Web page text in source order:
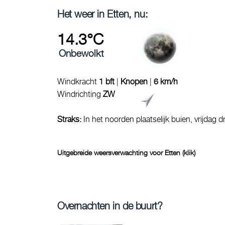
Het weer in Etten, nu:
14.3°C
Onbewolkt
Windkracht 1 bft | Knopen | 6 km/h
Windrichting ZW
Straks: In het noorden plaatselijk buien, vrijdag
Uitgebreide weersverwachting voor Etten (klik)
Overnachten in de buurt?